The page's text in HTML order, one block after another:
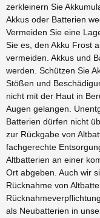
zerkleinern Sie
Akkus oder Batterien
Vermeiden Sie eine
Sie es, den Akku Frost
vermeiden. Akkus und
werden. Schützen Sie
Stößen und
nicht mit der Haut in
Augen gelangen.
Batterien dürfen nicht
zur Rückgabe von
fachgerechte
Altbatterien an einer
Ort abgeben. Auch wir
Rücknahme von
als Neubatterien in